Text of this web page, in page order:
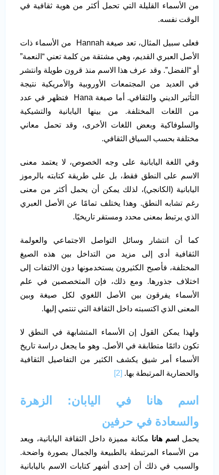
من الأسماء القليلة التي تحمل أكثر من هوية ثقافية في
الوقت نفسه.
فعلى سبيل المثال، تعد صيغة Hannah من الأسماء ذات
الأصل العبري القديم، وهي مشتقة من كلمة تعني “النعمة”
أو “الفضل”. وقد عرف هذا الاسم منذ قرون طويلة وانتشر
في العديد من المجتمعات الأوروبية والأمريكية نتيجة
التأثير الديني والثقافي. أما صيغة Hana فتظهر في عدد
من اللغات المختلفة. من بينها اليابانية والتشيكية
والسلوفاكية وبعض اللغات الأخرى، وقد تحمل معاني
مختلفة بحسب السياق الثقافي.
وفي اللغة اليابانية على وجه الخصوص، لا يعتمد معنى
الاسم على النطق فقط، بل على طريقة كتابته بالرموز
اليابانية (الكانجي)، لذلك يمكن أن يحمل أكثر من معنى
رغم تشابه النطق. وهذا يختلف تمامًا عن الأصل العبري
الذي يرتبط بمعنى محدد ومستقر تاريخيًا.
كما أن انتشار وسائل التواصل الاجتماعي والعولمة
الثقافية أدى إلى مزيد من التداخل بين هذه الصيغ
المختلفة، فأصبح الكثيرون يستخدمونها دون الالتفات إلى
اختلاف جذورها. ومع ذلك، فإن المتخصصين في علم
الأسماء يفرقون بين الأصل اللغوي لكل صيغة وبين
المعنى الذي اكتسبته داخل الثقافة التي تنتمي إليها.
ولهذا يمكن القول إن الأسماء المتشابهة في النطق لا
تكون دائمًا متطابقة في الأصل. وهو ما يجعل دراسة تاريخ
الأسماء أمر شيق يكشف الكثير من التفاصيل الثقافية
والحضارية المرتبطة بها. [2]
اسم هانا في اليابان: الزهرة
والسعادة في حرفين
يحمل اسم هانا مكانة مميزة داخل الثقافة اليابانية، ويعد
من الأسماء المرتبطة بالطبيعة والجمال بصورة واضحة.
والسبب في ذلك أن إحدى أشهر كتابات الاسم باليابانية